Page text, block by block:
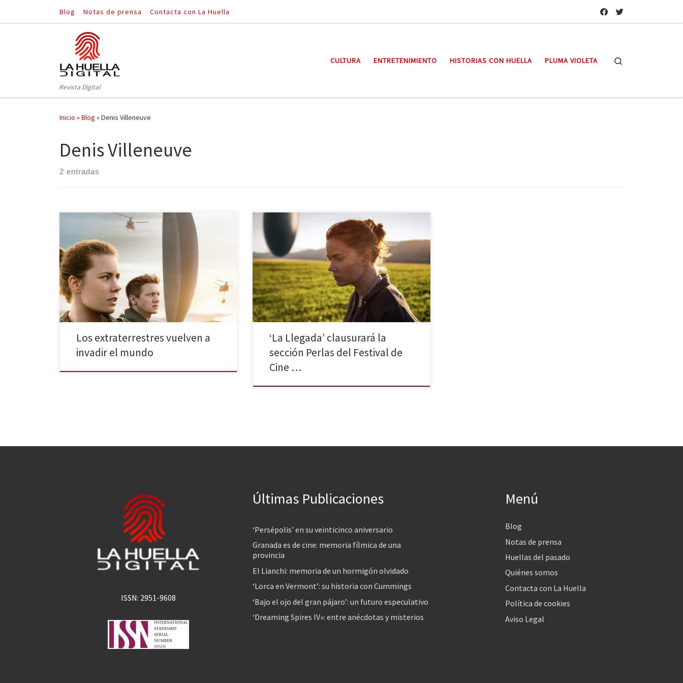
Saltar al contenido
Blog Notas de prensa Contacta con La Huella
Revista Digital
CULTURA ENTRETENIMIENTO HISTORIAS CON HUELLA PLUMA VIOLETA
Inicio »Blog »Denis Villeneuve
Denis Villeneuve
2 entradas
¿Y si los extraterrestres invadiesen la tierra? ¿Y si
acabasen con la humanidad? ¿De verdad seríamos
capaces de contraatacar en caso de guerra? Pero… ¿Y
si solo quisiesen comunicarse con nosotros? Esta
semana se estrena en la gran pantalla La llegada, un
thriller de ciencia ficción donde la guerra
interplanetaria […]
Los extraterrestres vuelven a
invadir el mundo
Tenemos el placer de anunciar la participación de “LA
LLEGADA” en la próxima edición del Festival de Cine
de San Sebastián dentro de la Sección Perlas. El
nuevo trabajo del aclamado director Denis Villeneuve
(Sicario, Prisioneros), que no formará parte de la
competición por el Premio del Público, se proyectará
[…]
‘La Llegada’ clausurará la
sección Perlas del Festival de
Cine …
ISSN: 2951-9608
Últimas Publicaciones
‘Persépolis’ en su veinticinco aniversario
Granada es de cine: memoria fílmica de una
provincia
El Lianchi: memoria de un hormigón olvidado
‘Lorca en Vermont’: su historia con Cummings
‘Bajo el ojo del gran pájaro’: un futuro especulativo
‘Dreaming Spires IV»: entre anécdotas y misterios
Menú
Blog
Notas de prensa
Huellas del pasado
Quiénes somos
Contacta con La Huella
Política de cookies
Aviso Legal